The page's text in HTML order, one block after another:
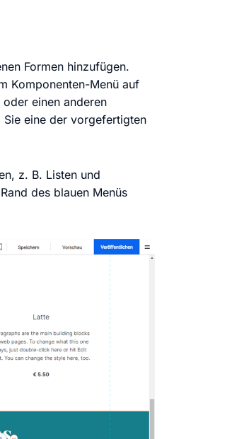
Formen hinzufügen.
Komponenten-Menü auf
einen anderen
eine der vorgefertigten
z. B. Listen und
des blauen Menüs